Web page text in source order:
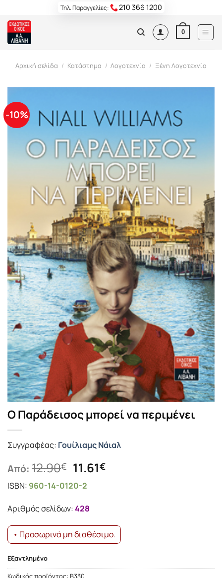
content
Τηλ. Παραγγελίες: 210 366 1200
0
Αρχική σελίδα / Κατάστημα / Λογοτεχνία / Ξένη Λογοτεχνία
-10%
Ο Παράδεισος μπορεί να περιμένει
Συγγραφέας: Γουίλιαμς Νάιαλ
Από: 12.90€ Original
price
was:
12.90€.
11.61€Η
ISBN: 960-14-0120-2
Αριθμός σελίδων:428
• Προσωρινά μη διαθέσιμο.
Εξαντλημένο
Κωδικός προϊόντος: Β330